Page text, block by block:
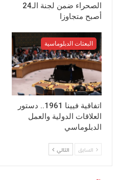
الصحراء ضمن لجنة الـ24
أصبح متجاوزا
البعثات الدبلوماسية
اتفاقية فيينا 1961.. دستور
العلاقات الدولية والعمل
الدبلوماسي
السابق التالي